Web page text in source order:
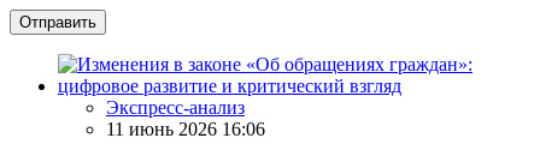
Отправить
Экспресс-анализ
11 июнь 2026 16:06